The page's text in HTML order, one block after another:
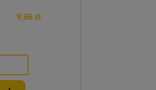
9,66 zł